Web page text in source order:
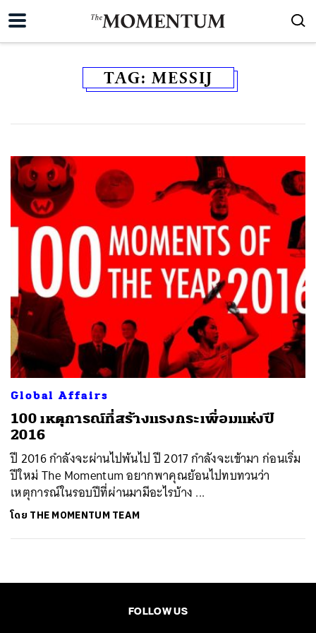
TAG: MESSIJ
Global Affairs
100 เหตุการณ์ที่สร้างแรงกระเพื่อมแห่งปี
2016
ปี 2016 กำลังจะผ่านไปพ้นไป ปี 2017 กำลังจะเข้ามา ก่อนเริ่ม
ปีใหม่ The Momentum อยากพาคุณย้อนไปทบทวนว่า
เหตุการณ์ในรอบปีที่ผ่านมามีอะไรบ้าง ...
โดย THE MOMENTUM TEAM
FOLLOW US
ค้นหา
SHARE TWEET LINE EMAIL